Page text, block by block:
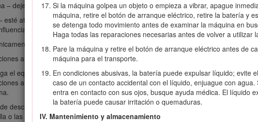
Si la máquina golpea un objeto o empieza a vibrar, apague
máquina, retire el botón de arranque eléctrico, retire la batería y
se detenga todo movimiento antes de examinar la máquina en
Haga todas las reparaciones necesarias antes de volver a utilizar
Pare la máquina y retire el botón de arranque eléctrico antes de
máquina para el transporte.
En condiciones abusivas, la batería puede expulsar líquido; evite
caso de un contacto accidental con el líquido, enjuague con agua.
entra en contacto con sus ojos, busque ayuda médica. El líquido
la batería puede causar irritación o quemaduras.
IV. Mantenimiento y almacenamiento
– deje que la máquina haga el trabajo mejor y con más seguridad a la velocidad
esté atento a lo que está haciendo y utilice el sentido común mientras trabaje
de alcohol o drogas.
con buena visibilidad y en condiciones meteorológicas apropiadas. No
al ir hacia atrás o al tirar de la máquina hacia usted.
el equilibrio en todo momento, sobre todo en pendientes. Siegue de través en
al cambiar de dirección en cuestas o pendientes. No siegue pendientes o
descarga hacia una persona. Evite la descarga de material contra una pared u
o las cuchillas al cruzar superficies de grava.